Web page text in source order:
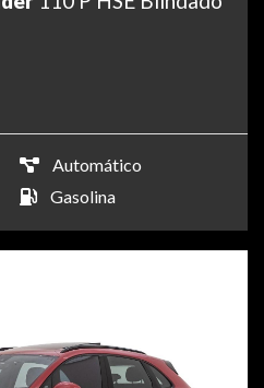
Automático
Gasolina